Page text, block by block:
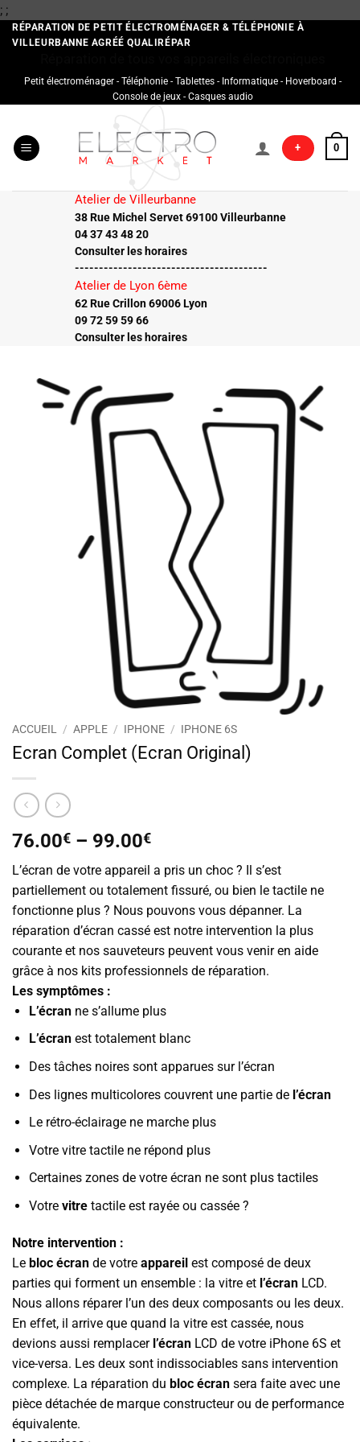
; ;Passer
au
contenu
RÉPARATION DE PETIT ÉLECTROMÉNAGER & TÉLÉPHONIE À
VILLEURBANNE AGRÉÉ QUALIRÉPAR
Petit électroménager - Téléphonie - Tablettes - Informatique - Hoverboard -
Console de jeux - Casques audio
+ 0
Atelier de Villeurbanne
38 Rue Michel Servet 69100 Villeurbanne
04 37 43 48 20
Consulter les horaires
----------------------------------------
Atelier de Lyon 6ème
62 Rue Crillon 69006 Lyon
09 72 59 59 66
Consulter les horaires
ACCUEIL / APPLE / IPHONE / IPHONE 6S
Ecran Complet (Ecran Original)
76.00€ – 99.00€
L’écran de votre appareil a pris un choc ? Il s’est
partiellement ou totalement fissuré, ou bien le tactile ne
fonctionne plus ? Nous pouvons vous dépanner. La
réparation d’écran cassé est notre intervention la plus
courante et nos sauveteurs peuvent vous venir en aide
grâce à nos kits professionnels de réparation.
Les symptômes :
L’écranne s’allume plus
L’écranest totalement blanc
Des tâches noires sont apparues sur l’écran
Des lignes multicolores couvrent une partie de l’écran
Le rétro-éclairage ne marche plus
Votre vitre tactile ne répond plus
Certaines zones de votre écran ne sont plus tactiles
Votre vitretactile est rayée ou cassée ?
Notre intervention :
Le bloc écran de votre appareil est composé de deux
parties qui forment un ensemble : la vitre et l’écran LCD.
Nous allons réparer l’un des deux composants ou les deux.
En effet, il arrive que quand la vitre est cassée, nous
devions aussi remplacer l’écran LCD de votre iPhone 6S et
vice-versa. Les deux sont indissociables sans intervention
complexe. La réparation du bloc écran sera faite avec une
pièce détachée de marque constructeur ou de performance
équivalente.